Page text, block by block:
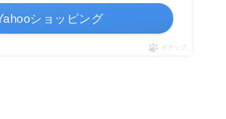
ショッピング
ポチップ